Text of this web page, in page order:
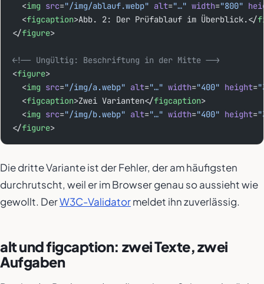
  <
img src="/img/ablauf.webp" alt="…" width="800"
  <
figcaption>Abb. 2: Der Prüfablauf im Überblick.</
</figure>
<!-- Ungültig: Beschriftung in der Mitte -->
<figure>
  <
img src="/img/a.webp" alt="…" width="400" height=
  <
figcaption>Zwei Varianten</figcaption>
  <
img src="/img/b.webp" alt="…" width="400" height=
</figure>
Die dritte Variante ist der Fehler, der am häufigsten
durchrutscht, weil er im Browser genau so aussieht wie
gewollt. DerW3C-Validatormeldet ihn zuverlässig.
alt und figcaption: zwei Texte, zwei
Aufgaben